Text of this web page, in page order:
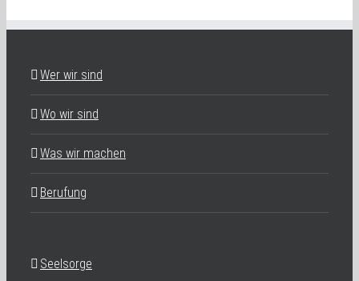
Wer wir sind
Wo wir sind
Was wir machen
Berufung
Seelsorge